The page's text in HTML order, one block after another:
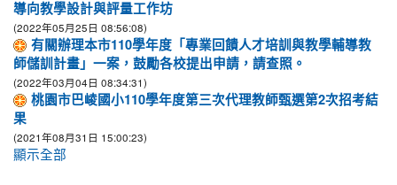
導向教學設計與評量工作坊
(2022年05月25日 08:56:08)
有關辦理本市110學年度「專業回饋人才培訓與教學輔導教
師儲訓計畫」一案，鼓勵各校提出申請，請查照。
(2022年03月04日 08:34:31)
桃園市巴崚國小110學年度第三次代理教師甄選第2次招考結
果
(2021年08月31日 15:00:23)
顯示全部